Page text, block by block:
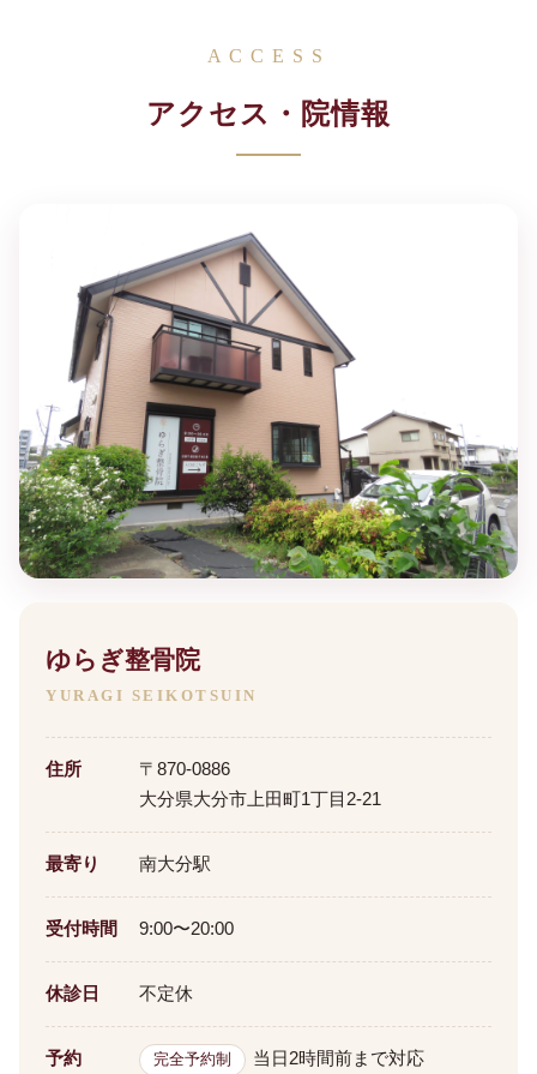
ACCESS
アクセス・院情報
ゆらぎ整骨院
YURAGI SEIKOTSUIN
住所
〒870-0886
大分県大分市上田町1丁目2-21
最寄り 南大分駅
受付時間 9:00〜20:00
休診日 不定休
予約 完全予約制 当日2時間前まで対応